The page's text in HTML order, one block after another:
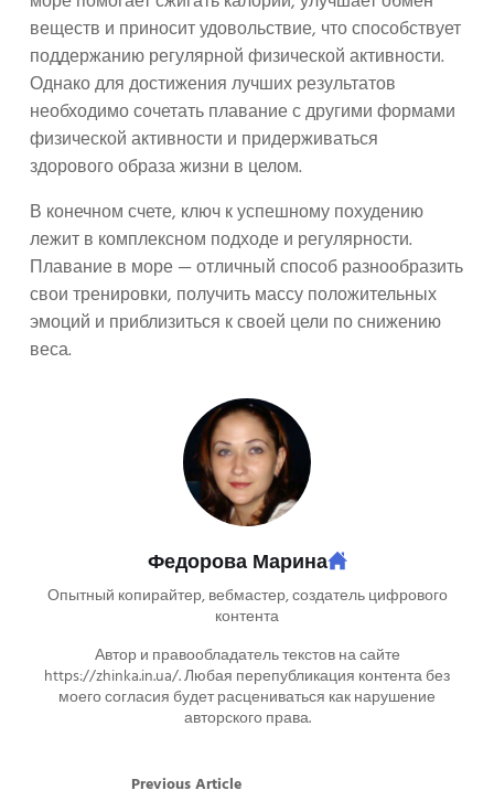
веществ и приносит удовольствие, что способствует
поддержанию регулярной физической активности.
Однако для достижения лучших результатов
необходимо сочетать плавание с другими формами
физической активности и придерживаться
здорового образа жизни в целом.
В конечном счете, ключ к успешному похудению
лежит в комплексном подходе и регулярности.
Плавание в море — отличный способ разнообразить
свои тренировки, получить массу положительных
эмоций и приблизиться к своей цели по снижению
веса.
Федорова Марина
Опытный копирайтер, вебмастер, создатель цифрового
контента
Автор и правообладатель текстов на сайте
https://zhinka.in.ua/. Любая перепубликация контента без
моего согласия будет расцениваться как нарушение
авторского права.
Previous Article